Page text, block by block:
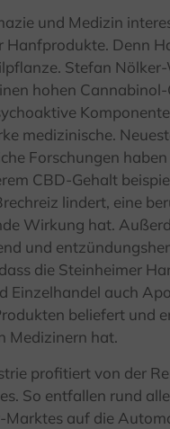
und Medizin
Hanfprodukte. Denn
Stefan
hohen Cannabinol-
medizinische.
Forschungen
CBD-Gehalt
lindert, eine
Wirkung hat.
und
die Steinheimer
Einzelhandel auch
beliefert und
Medizinern hat.
profitiert von der
So entfallen rund
Marktes auf die